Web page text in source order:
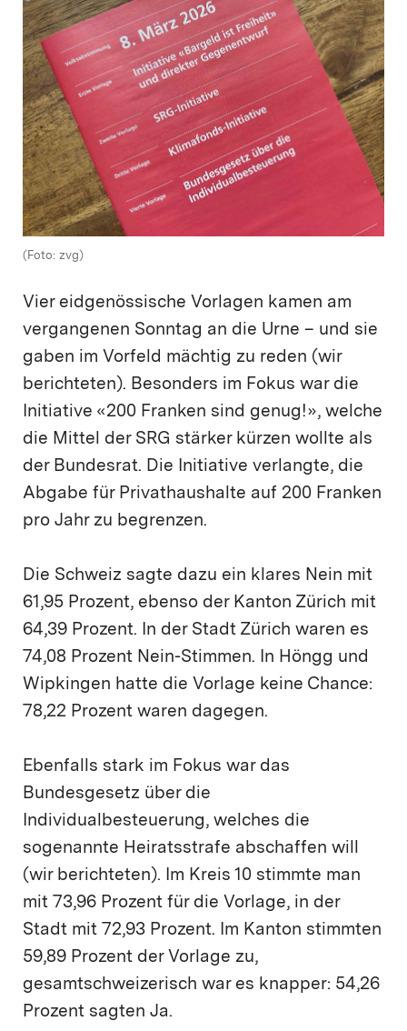
(Foto: zvg)
Vier eidgenössische Vorlagen kamen am
vergangenen Sonntag an die Urne – und sie
gaben im Vorfeld mächtig zu reden (wir
berichteten). Besonders im Fokus war die
Initiative «200 Franken sind genug!», welche
die Mittel der SRG stärker kürzen wollte als
der Bundesrat. Die Initiative verlangte, die
Abgabe für Privathaushalte auf 200 Franken
pro Jahr zu begrenzen.
Die Schweiz sagte dazu ein klares Nein mit
61,95 Prozent, ebenso der Kanton Zürich mit
64,39 Prozent. In der Stadt Zürich waren es
74,08 Prozent Nein-Stimmen. In Höngg und
Wipkingen hatte die Vorlage keine Chance:
78,22 Prozent waren dagegen.
Ebenfalls stark im Fokus war das
Bundesgesetz über die
Individualbesteuerung, welches die
sogenannte Heiratsstrafe abschaffen will
(wir berichteten). Im Kreis 10 stimmte man
mit 73,96 Prozent für die Vorlage, in der
Stadt mit 72,93 Prozent. Im Kanton stimmten
59,89 Prozent der Vorlage zu,
gesamtschweizerisch war es knapper: 54,26
Prozent sagten Ja.